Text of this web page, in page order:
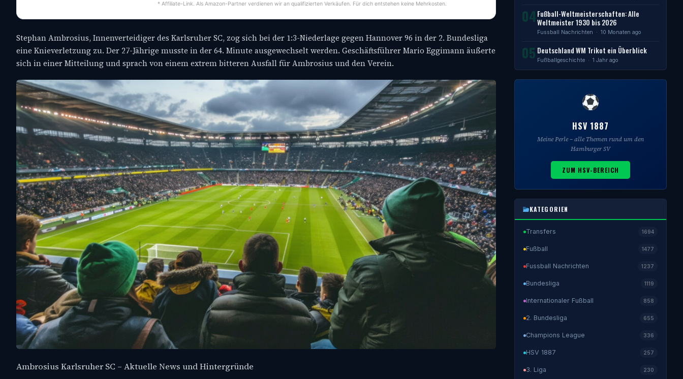
* Affiliate-Link. Als Amazon-Partner verdienen wir an qualifizierten Verkäufen. Für dich entstehen keine Mehrkosten.
Stephan Ambrosius, Innenverteidiger des Karlsruher SC, zog sich bei der 1:3-Niederlage gegen Hannover 96 in der 2. Bundesliga
eine Knieverletzung zu. Der 27-Jährige musste in der 64. Minute ausgewechselt werden. Geschäftsführer Mario Eggimann äußerte
sich in einer Mitteilung und sprach von einem extrem bitteren Ausfall für Ambrosius und den Verein.
Ambrosius Karlsruher SC – Aktuelle News und Hintergründe
04 Fußball-Weltmeisterschaften: Alle
Weltmeister 1930 bis 2026
Fussball Nachrichten · 10 Monaten ago
05 Deutschland WM Trikot ein Überblick
Fußballgeschichte · 1 Jahr ago
HSV 1887
Meine Perle – alle Themen rund um den
Hamburger SV
ZUM HSV-BEREICH
KATEGORIEN
Transfers 1694
Fußball 1477
Fussball Nachrichten 1237
Bundesliga 1119
Internationaler Fußball 858
2. Bundesliga 655
Champions League 336
HSV 1887 257
3. Liga 230